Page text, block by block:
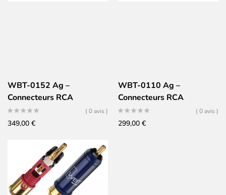
WBT-0152 Ag –
Connecteurs RCA
NextGen Argent –
Conducteur Argent pur
( 0 avis )
349,00 €
WBT-0110 Ag –
Connecteurs RCA
NextGen Argent –
Conducteur Argent pur
( 0 avis )
299,00 €